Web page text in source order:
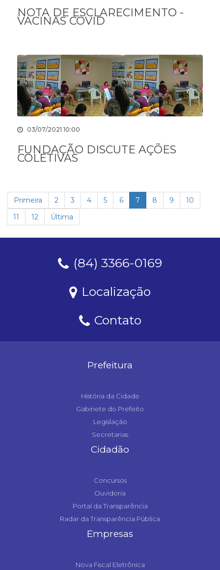
NOTA DE ESCLARECIMENTO -
VACINAS COVID
03/07/2021 10:00
FUNDAÇÃO DISCUTE AÇÕES
COLETIVAS
Primeira 2 3 4 5 6 7 8 9
10
11
12 Última
(84) 3366-0169
Localização
Contato
Prefeitura
História da Cidade
Gabinete do Prefeito
Legislação
Secretarias
Cidadão
Concursos
Ouvidoria
Portal da Transparência
Radar da Transparência Pública
Empresas
Nova Fiscal Eletrônica